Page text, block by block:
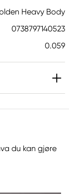
Heavy Body
0738797140523
0.059
3-on og
en
du kan gjøre